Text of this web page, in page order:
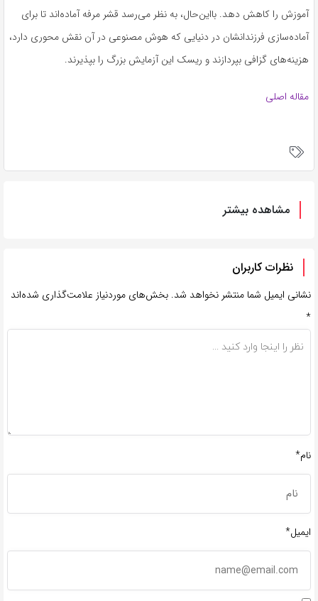
آموزش را کاهش دهد. بااین‌حال، به نظر می‌رسد قشر مرفه آماده‌اند تا برای
آماده‌سازی فرزندانشان در دنیایی که هوش مصنوعی در آن نقش محوری دارد،
هزینه‌های گزافی بپردازند و ریسک این آزمایش بزرگ را بپذیرند.
مقاله اصلی
مشاهده بیشتر
نظرات کاربران
نشانی ایمیل شما منتشر نخواهد شد. بخش‌های موردنیاز علامت‌گذاری شده‌اند
*
نام*
ایمیل*